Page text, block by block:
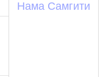
Нама Самгити